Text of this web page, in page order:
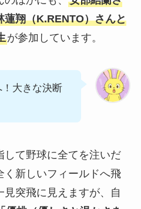
蓮翔（K.RENTO）さんと
が参加しています。
大きな決断
して野球に全てを注いだ
く新しいフィールドへ飛
突飛に見えますが、自